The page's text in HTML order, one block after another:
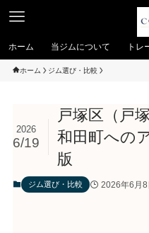
ホーム 当ジムについて トレ
ホーム ジム選び・比較
戸塚区（戸
和田町への
版
2026
6/19
ジム選び・比較 2026年6月8